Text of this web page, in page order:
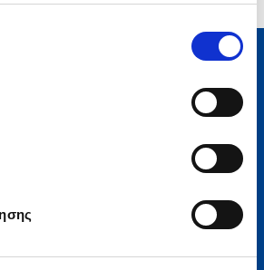
επιλέξετε από τα παρακάτω με την
΄΄και να ενημερωθείτε σχετικά με
νέα της Πολιτείας
τιμές και τις εκδηλώσεις μας.
ενημερωτικά email και